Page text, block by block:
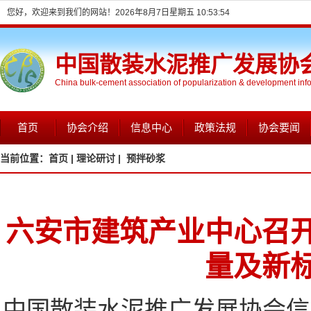
您好，欢迎来到我们的网站！ 2026年8月7日星期五 10:53:55
中国散装水泥推广发展协
China bulk-cement association of popularization & development
首页 协会介绍 信息中心 政策法规 协会要闻
当前位置： 首页 | 理论研讨 | 预拌砂浆
六安市建筑产业中心召
量及新